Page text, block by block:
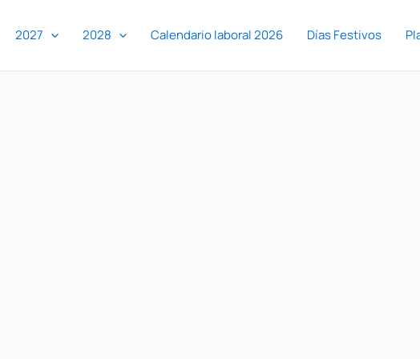
2027 2028 Calendario laboral 2026 Días Festivos